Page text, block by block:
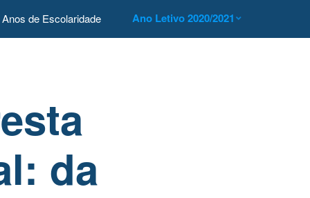
Anos de Escolaridade Ano Letivo 2020/2021
da